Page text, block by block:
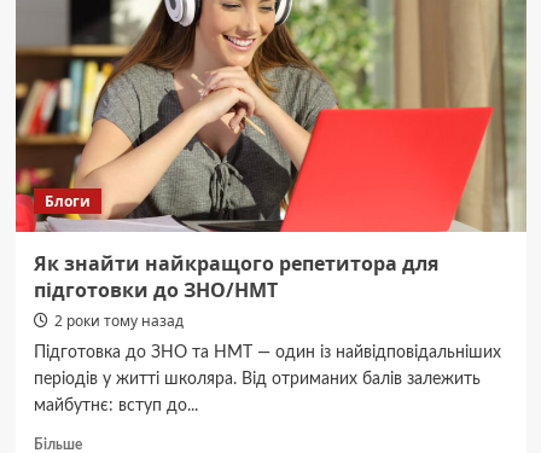
купити
надійний
унітаз
у
Чернівцях
Блоги
Як знайти найкращого репетитора для
підготовки до ЗНО/НМТ
2 роки тому назад
Підготовка до ЗНО та НМТ — один із найвідповідальніших
періодів у житті школяра. Від отриманих балів залежить
майбутнє: вступ до...
БільшеДокладніше